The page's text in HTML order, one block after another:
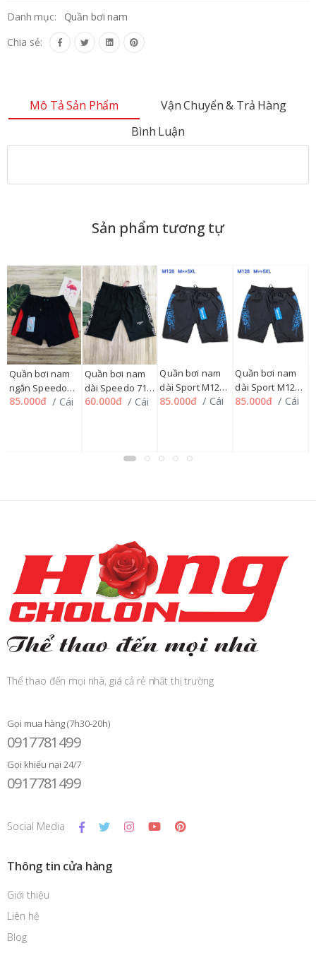
Danh mục:
Quần bơi nam
Chia sẻ:
Mô Tả Sản Phẩm
Vận Chuyển & Trả Hàng
Bình Luận
Sản phẩm tương tự
Quần bơi nam
ngắn Speedo
056, 4XL- 32QB
85.000đ / Cái
Quần bơi nam
dài Speedo 71
SIZE L,
60.000đ / Cái
Quần bơi nam
dài Sport M128,
M SP012091-
85.000đ / Cái
Quần bơi nam
dài Sport M128,
L SP012092 -
85.000đ / Cái
Thể thao đến mọi nhà, giá cả rẻ nhất thị trường
Gọi mua hàng (7h30-20h)
0917781499
Gọi khiếu nại 24/7
0917781499
Social Media
Thông tin cửa hàng
Giới thiệu
Liên hệ
Blog